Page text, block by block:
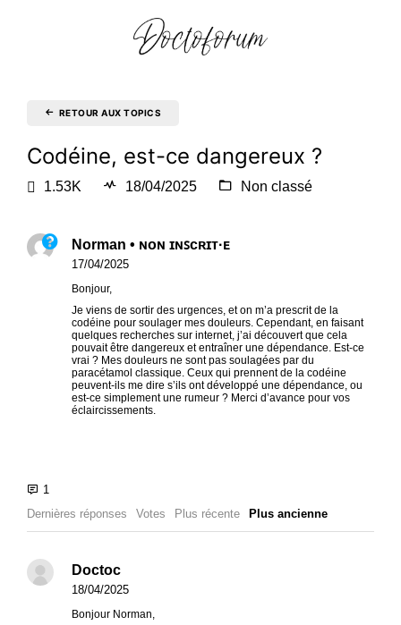
RETOUR AUX TOPICS
Codéine, est-ce dangereux ?
1.53K 18/04/2025 Non classé
Norman • ɴᴏɴ ɪɴꜱᴄʀɪᴛ·ᴇ
17/04/2025
Bonjour,
Je viens de sortir des urgences, et on m’a prescrit de la
codéine pour soulager mes douleurs. Cependant, en faisant
quelques recherches sur internet, j’ai découvert que cela
pouvait être dangereux et entraîner une dépendance. Est-ce
vrai ? Mes douleurs ne sont pas soulagées par du
paracétamol classique. Ceux qui prennent de la codéine
peuvent-ils me dire s’ils ont développé une dépendance, ou
est-ce simplement une rumeur ? Merci d’avance pour vos
éclaircissements.
Dernières réponses Votes Plus récente Plus ancienne
Doctoc
18/04/2025
Bonjour Norman,